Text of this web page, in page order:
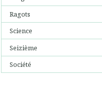
Ragots
Science
Seizième
Société